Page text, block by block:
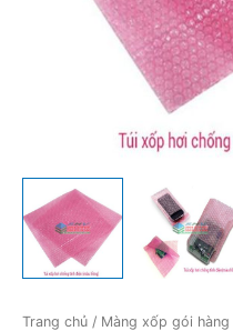
Trang chủ / Màng xốp gói hàng